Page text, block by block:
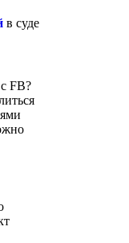
в суде
FB?